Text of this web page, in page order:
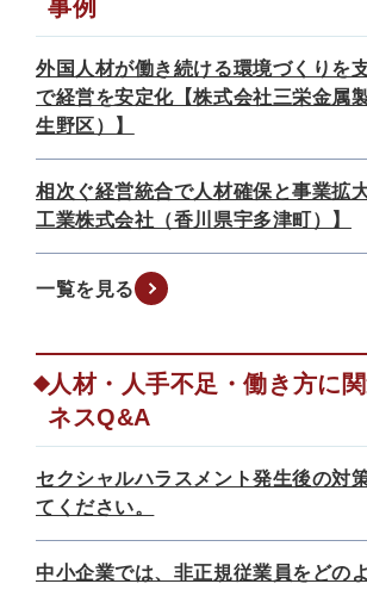
事例
外国人材が働き続ける環境づくりを
で経営を安定化【株式会社三栄金属
生野区）】
相次ぐ経営統合で人材確保と事業拡
工業株式会社（香川県宇多津町）】
一覧を見る
人材・人手不足・働き方に
ネスQ&A
セクシャルハラスメント発生後の対
てください。
中小企業では、非正規従業員をどの